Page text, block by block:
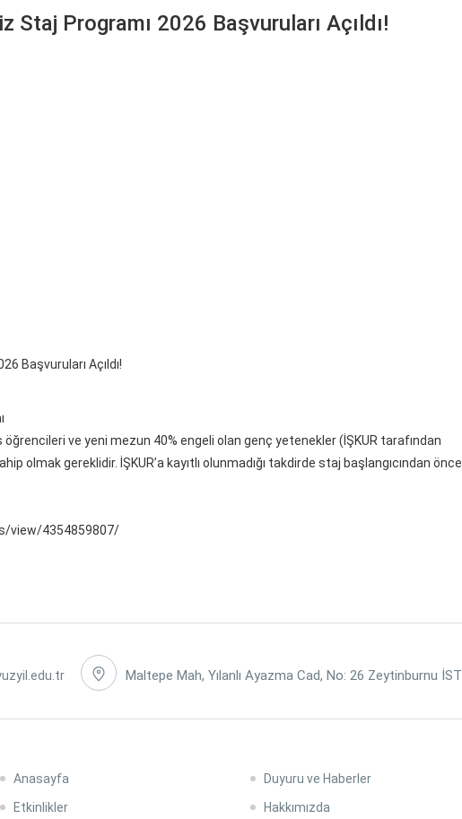
Staj Programı 2026 Başvuruları Açıldı!
Başvuruları Açıldı!
ve yeni mezun 40% engeli olan genç yetenekler (İŞKUR tarafından
olmak gereklidir. İŞKUR’a kayıtlı olunmadığı takdirde staj başlangıcından önce
view/4354859807/
Maltepe Mah, Yılanlı Ayazma Cad, No: 26 Zeytinburnu İST
Anasayfa Duyuru ve Haberler
Etkinlikler
Hakkımızda